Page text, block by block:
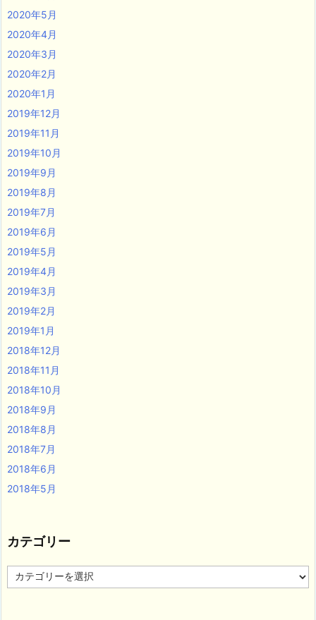
2020年5月
2020年4月
2020年3月
2020年2月
2020年1月
2019年12月
2019年11月
2019年10月
2019年9月
2019年8月
2019年7月
2019年6月
2019年5月
2019年4月
2019年3月
2019年2月
2019年1月
2018年12月
2018年11月
2018年10月
2018年9月
2018年8月
2018年7月
2018年6月
2018年5月
カテゴリー
カ
テ